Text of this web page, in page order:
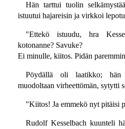
Hän tarttui tuolin
istuutui hajareisin ja virkkoi
"Ettekö istuudu, hra
kotonanne? Savuke?
Ei minulle, kiitos. Pidän
Pöydällä oli laatikko; hän
muodoltaan virheettömän, sytytti
"Kiitos! Ja emmekö nyt pitäisi
Rudolf Kesselbach kuunteli